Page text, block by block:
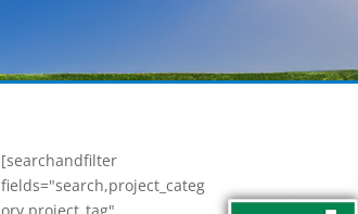
[searchandfilter
fields="search,project_categ